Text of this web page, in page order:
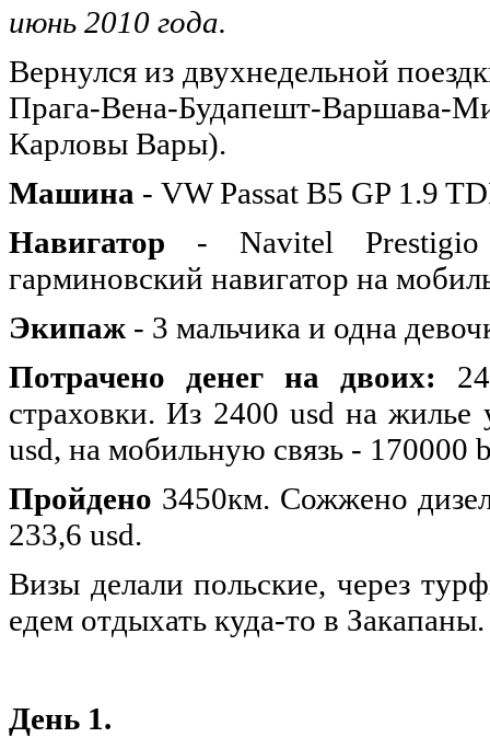
июнь 2010 года.
Вернулся из двухнедельной
Прага-Вена-Будапешт-
Карловы Вары).
Машина - VW Passat B5 GP 1.9
Навигатор - Navitel
гарминовский навигатор на
Экипаж - 3 мальчика и одна
Потрачено денег на двоих:
страховки. Из 2400 usd на
usd, на мобильную связь - 170000
Пройдено 3450км. Сожжено
233,6 usd.
Визы делали польские, через
едем отдыхать куда-то в
День 1.